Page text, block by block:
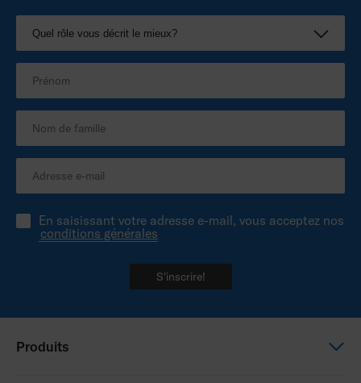
En saisissant votre adresse e-mail, vous acceptez nos
conditions générales
S'inscrire!
Produits